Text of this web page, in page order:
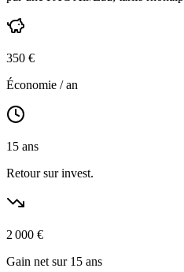
350 €
Économie / an
15 ans
Retour sur invest.
2 000 €
Gain net sur 15 ans